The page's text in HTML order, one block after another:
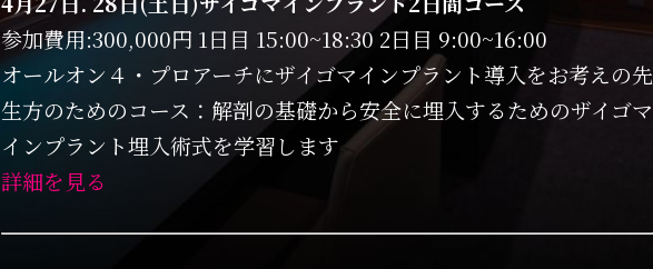
参加費用:300,000円 1日目 15:00~18:30 2日目 9:00~16:00
オールオン４・プロアーチにザイゴマインプラント導入をお考えの先
生方のためのコース：解剖の基礎から安全に埋入するためのザイゴマ
インプラント埋入術式を学習します
詳細を見る